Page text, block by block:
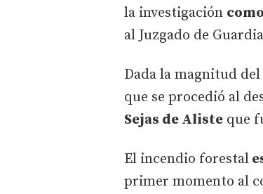
la investigación
al Juzgado de
Dada la magnitud
que se procedió al
Sejas de Aliste que
El incendio forestal
primer momento al